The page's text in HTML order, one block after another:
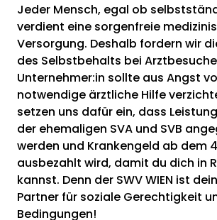
Jeder Mensch, egal ob
verdient eine sorgenfreie
Versorgung. Deshalb fordern wir
des Selbstbehalts bei
Unternehmer:in sollte aus Angst
notwendige ärztliche Hilfe
setzen uns dafür ein, dass
der ehemaligen SVA und SVB
werden und Krankengeld ab dem
ausbezahlt wird, damit du dich in
kannst. Denn der SWV WIEN ist
Partner für soziale Gerechtigkeit
Bedingungen!